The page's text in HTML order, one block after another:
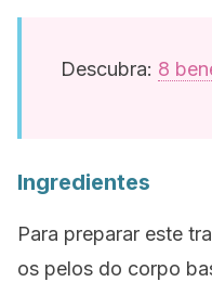
Descubra: 8
Ingredientes
Para preparar este
os pelos do corpo